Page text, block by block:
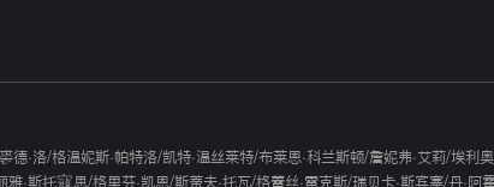
裘德·洛/格温妮斯·帕特洛/凯特·温丝莱特/布莱恩·科兰斯顿/詹妮弗·艾莉/埃利
雅·斯托寇思/格里芬·凯恩/斯蒂夫·托瓦/格蕾丝·雷克斯/瑞贝卡·斯宾塞/丹·阿